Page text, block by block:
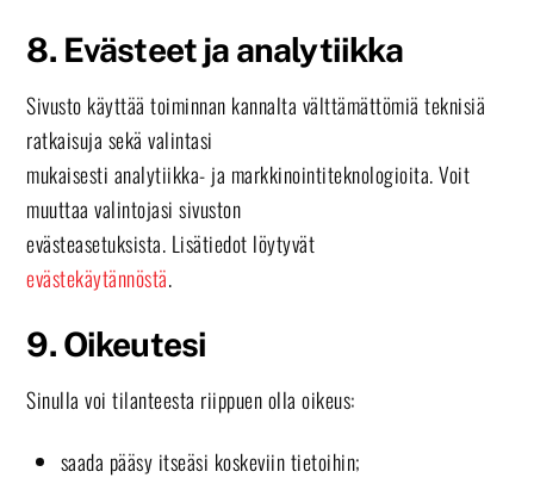
8. Evästeet ja analytiikka
Sivusto käyttää toiminnan kannalta välttämättömiä teknisiä
ratkaisuja sekä valintasi
mukaisesti analytiikka- ja markkinointiteknologioita. Voit
muuttaa valintojasi sivuston
evästeasetuksista. Lisätiedot löytyvät
evästekäytännöstä.
9. Oikeutesi
Sinulla voi tilanteesta riippuen olla oikeus:
saada pääsy itseäsi koskeviin tietoihin;